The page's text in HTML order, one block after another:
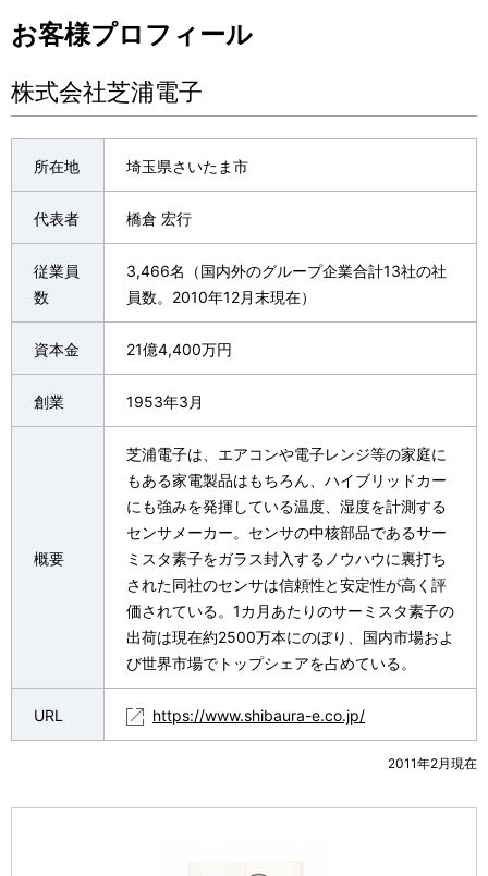
お客様プロフィール
株式会社芝浦電子
所在地 埼玉県さいたま市
代表者 橋倉 宏行
従業員
数
3,466名（国内外のグループ企業合計13社の社
員数。2010年12月末現在）
資本金 21億4,400万円
創業 1953年3月
概要
芝浦電子は、エアコンや電子レンジ等の家庭に
もある家電製品はもちろん、ハイブリッドカー
にも強みを発揮している温度、湿度を計測する
センサメーカー。センサの中核部品であるサー
ミスタ素子をガラス封入するノウハウに裏打ち
された同社のセンサは信頼性と安定性が高く評
価されている。1カ月あたりのサーミスタ素子の
出荷は現在約2500万本にのぼり、国内市場およ
び世界市場でトップシェアを占めている。
URL https://www.shibaura-e.co.jp/
2011年2月現在